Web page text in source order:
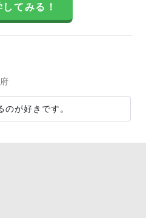
してみる！
が好きです。